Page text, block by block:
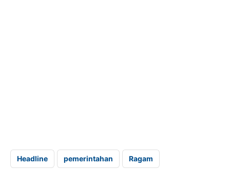
Headline pemerintahan Ragam